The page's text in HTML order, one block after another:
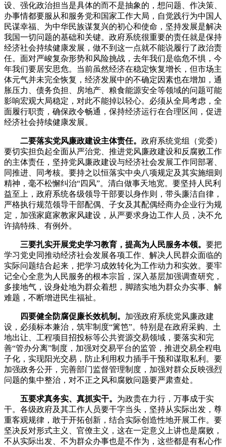
设、强化政治担当是具体的而不是抽象的，想问题、作决策、
办事情都要服从和服务党和国家工作大局，自觉践行为中国人
民谋幸福、为中华民族谋复兴的初心和使命，坚持发展是解决
我国一切问题的基础和关键。政府系统很重要的责任就是保持
经济社会持续健康发展，做不到这一点就不能说履行了政治责
任。面对严峻复杂形势和风险挑战，去年我们是临危不惧，今
年我们要居安思危。当前虽然经济在稳定恢复增长，但市场主
体元气并未完全恢复，经济发展中的不确定因素也在增加，通
胀压力、债务负担、房地产、粮食能源安全等领域的问题可能
影响宏观大局稳定，对此不能掉以轻心。必须从全局考虑，全
面履行职责，确保政令畅通，保持经济运行在合理区间，促进
经济社会持续健康发展。
二要落实党风廉政建设主体责任。 政府系统党组（党委）
要切实担负起全面从严治党、推进党风廉政建设和反腐败工作
的主体责任，坚持党风廉政建设与经济社会发展工作同部署、
同推进、同考核。要持之以恒落实中央八项规定及其实施细则
精神，毫不松懈纠治“四风”。清白做事天地宽。要坚持人民利
益至上，政府系统各级领导干部要以身作则，带头廉洁自律，
严格执行规范领导干部配偶、子女及其配偶经商办企业行为规
定，加强家庭家教家风建设，从严要求身边工作人员，决不允
许搞特殊、有例外。
三要扎实开展党史学习教育，提高为人民服务本领。 要把
学习党史同推动经济社会发展各项工作、解决人民群众面临的
实际问题结合起来，把学习成效转化为工作动力和实效。要牢
记全心全意为人民服务的根本宗旨，深入基层加强调查研究，
多接地气，设身处地为群众着想，脚踏实地为群众办实事、解
难题，不断增进民生福祉。
四要健全防腐促廉长效机制。 加强政府系统党风廉政建
设，必须标本兼治，筑牢制度“篱笆”。特别是在政府采购、土
地出让、工程项目招投标等公共资源交易领域，要落实和完
善“管办分离”制度，加强对交易平台的监管，推进交易全程电
子化，实现阳光交易，防止利用权力插手干预和谋取私利。要
加强政务公开，完善部门监督管理制度，加强对群众反映强烈
问题的集中整治，对不正之风和腐败问题要严肃查处。
五要求真务实、真抓实干。 为政贵在力行，万事成于实
干。各级政府及其工作人员要干字当头，坚持从实际出发，尊
重客观规律，敢于开拓创新，结合实际创造性地开展工作。要
坚决反对形式主义、官僚主义，这在一定意义上讲也是腐败，
不从实际出发、不为群众办事也是不作为，这些都是有私心作